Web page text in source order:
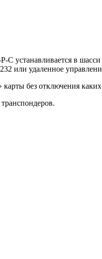
C устанавливается в
или удаленное
без отключения